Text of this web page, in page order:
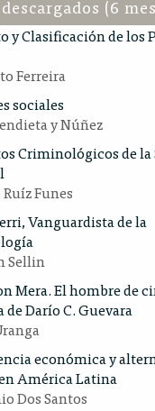
(6
y Clasificación de los
Ferreira
sociales
y Núñez
Criminológicos de
Funes
Vanguardista de la
Sellin
Mera. El hombre de
Darío C. Guevara
económica y
América Latina
Dos Santos